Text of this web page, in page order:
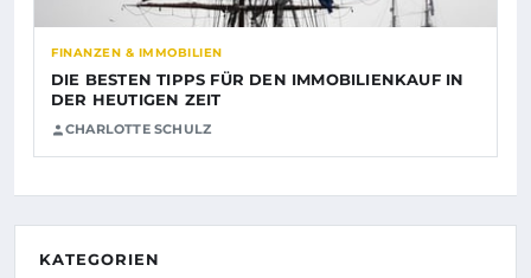
FINANZEN & IMMOBILIEN
DIE BESTEN TIPPS FÜR DEN IMMOBILIENKAUF IN
DER HEUTIGEN ZEIT
CHARLOTTE SCHULZ
KATEGORIEN